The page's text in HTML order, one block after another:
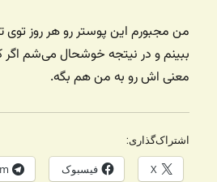
من مجبورم این پوستر رو هر روز
ببینم و در نیتجه خوشحال می‌شم
معنی اش رو به من هم بگه.
اشتراک‌گذاری:
X فیسبوک